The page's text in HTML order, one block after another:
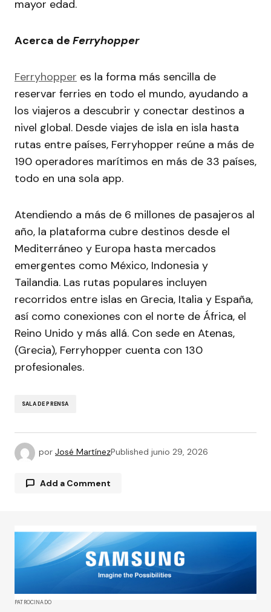
mayor edad.
Acerca de Ferryhopper
Ferryhopper es la forma más sencilla de
reservar ferries en todo el mundo, ayudando a
los viajeros a descubrir y conectar destinos a
nivel global. Desde viajes de isla en isla hasta
rutas entre países, Ferryhopper reúne a más de
190 operadores marítimos en más de 33 países,
todo en una sola app.
Atendiendo a más de 6 millones de pasajeros al
año, la plataforma cubre destinos desde el
Mediterráneo y Europa hasta mercados
emergentes como México, Indonesia y
Tailandia. Las rutas populares incluyen
recorridos entre islas en Grecia, Italia y España,
así como conexiones con el norte de África, el
Reino Unido y más allá. Con sede en Atenas,
(Grecia), Ferryhopper cuenta con 130
profesionales.
SALA DE PRENSA
por José MartínezPublished junio 29, 2026
Add a Comment
Tu dirección de correo electrónico no será
publicada.Los campos obligatorios están
marcados con*
Comment*
PATROCINADO